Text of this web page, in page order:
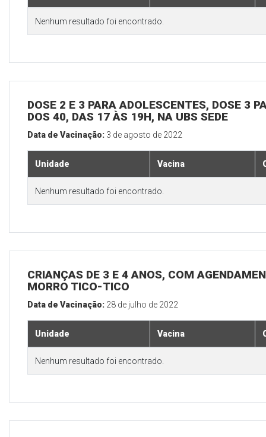
Nenhum resultado foi encontrado.
DOSE 2 E 3 PARA ADOLESCENTES, DOSE 3
DOS 40, DAS 17 ÀS 19H, NA UBS SEDE
Data de Vacinação: 3 de agosto de 2022
Unidade Vacina
Nenhum resultado foi encontrado.
CRIANÇAS DE 3 E 4 ANOS, COM
MORRO TICO-TICO
Data de Vacinação: 28 de julho de 2022
Unidade Vacina
Nenhum resultado foi encontrado.